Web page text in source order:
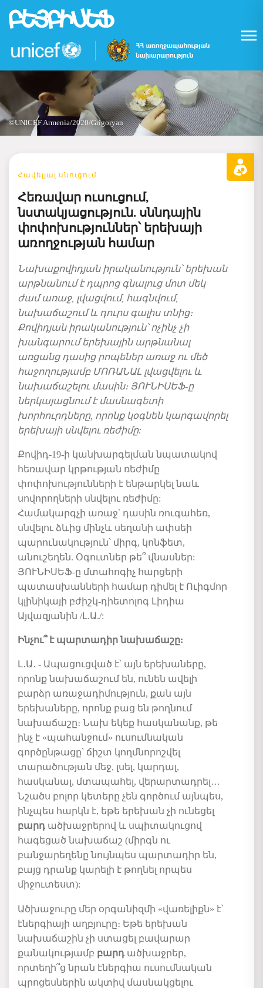
Skip
content
©UNICEF Armenia/2020/Grigoryan
Հավելյալ սնուցում
Հեռավար ուսուցում,
նստակյացություն. սննդային
փոփոխություններ՝ երեխայի
առողջության համար
Նախաքովիդյան իրականություն՝ երեխան
արթնանում է դպրոց գնալուց մոտ մեկ
ժամ առաջ, լվացվում, հագնվում,
նախաճաշում և դուրս գալիս տնից։
Քովիդյան իրականություն՝ ոչինչ չի
խանգարում երեխային արթնանալ
առցանց դասից րոպեներ առաջ ու մեծ
հաջողությամբ ՄՈՌԱՆԱԼ լվացվելու և
նախաճաշելու մասին։ ՅՈՒՆԻՍԵՖ-ը
ներկայացնում է մասնագետի
խորհուրդները, որոնք կօգնեն կարգավորել
երեխայի սնվելու ռեժիմը:
Քովիդ-19-ի կանխարգելման նպատակով
հեռավար կրթության ռեժիմը
փոփոխությունների է ենթարկել նաև
սովորողների սնվելու ռեժիմը:
Համակարգչի առաջ՝ դասին ռուգահեռ,
սնվելու ձևից մինչև սեղանի ափսեի
պարունակություն՝ միրգ, կոնֆետ,
անուշեղեն. Օգուտներ թե՞ վնասներ:
ՅՈՒՆԻՍԵՖ-ը մտահոգիչ հարցերի
պատասխանների համար դիմել է Ուիգմոր
կլինիկայի բժիշկ-դիետոլոգ Լիդիա
Այվազյանին /Լ.Ա./:
Ինչու՞ է պարտադիր նախաճաշը:
Լ․Ա․ - Ապացուցված է՝ այն երեխաները,
որոնք նախաճաշում են, ունեն ավելի
բարձր առաջադիմություն, քան այն
երեխաները, որոնք բաց են թողնում
նախաճաշը։ Նախ եկեք հասկանանք, թե
ինչ է «պահանջում» ուսումնական
գործընթացը՝ ճիշտ կողմնորոշվել
տարածության մեջ, լսել, կարդալ,
հասկանալ, մտապահել, վերարտադրել…
Նշածս բոլոր կետերը չեն գործում այնպես,
ինչպես հարկն է, եթե երեխան չի ունեցել
բարդ ածխաջրերով և սպիտակուցով
հագեցած նախաճաշ (միրգն ու
բանջարեղենը նույնպես պարտադիր են,
բայց դրանք կարելի է թողնել որպես
միջուտեստ):
Ածխաջուրը մեր օրգանիզմի «վառելիքն» է՝
էներգիայի աղբյուրը։ Եթե երեխան
նախաճաշին չի ստացել բավարար
քանակությամբ բարդ ածխաջրեր,
որտեղի՞ց նրան էներգիա ուսումնական
պրոցեսներին ակտիվ մասնակցելու